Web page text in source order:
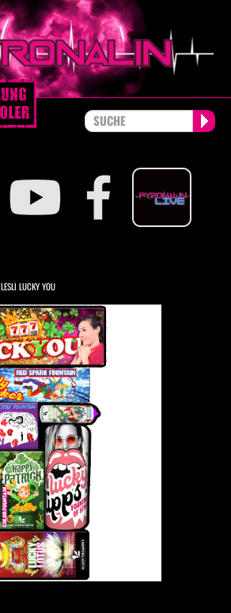
LESLI LUCKY YOU